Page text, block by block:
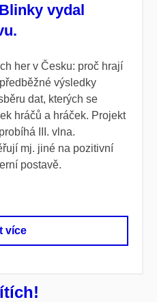
vydal
her v Česku: proč hrají
výsledky
dat, kterých se
hráčů a hráček. Projekt
III. vlna.
mj. jiné na pozitivní
postavě.
více